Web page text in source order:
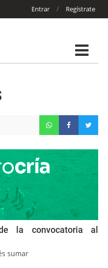
Entrar / Regístrate
la convocatoria al
sumar